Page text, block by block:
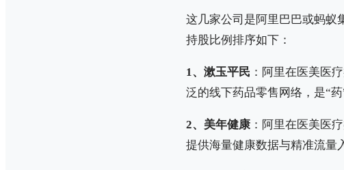
这几家公司是阿里巴巴或蚂蚁
持股比例排序如下：
1、漱玉平民 ：阿里在医美医
泛的线下药品零售网络，是“药
2、美年健康 ：阿里在医美医
提供海量健康数据与精准流量